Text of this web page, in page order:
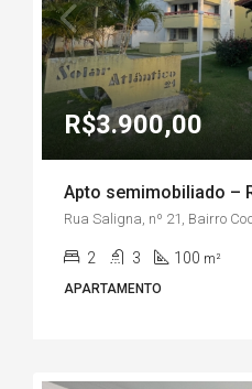
R$3.900,00
Rua Saligna, nº 21, Bairro
2 3 100 m²
APARTAMENTO